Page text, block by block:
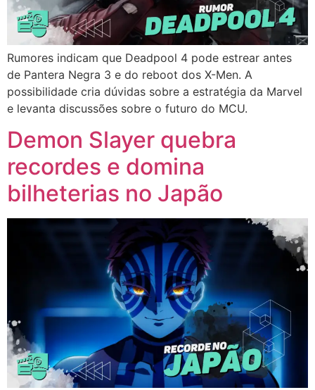
Rumores indicam que Deadpool 4 pode estrear antes
de Pantera Negra 3 e do reboot dos X-Men. A
possibilidade cria dúvidas sobre a estratégia da Marvel
e levanta discussões sobre o futuro do MCU.
Demon Slayer quebra
recordes e domina
bilheterias no Japão